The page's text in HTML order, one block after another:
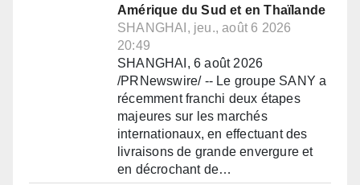
Amérique du Sud et en Thaïlande
SHANGHAI, jeu., août 6 2026
20:49
SHANGHAI, 6 août 2026
/PRNewswire/ -- Le groupe SANY a
récemment franchi deux étapes
majeures sur les marchés
internationaux, en effectuant des
livraisons de grande envergure et
en décrochant de…